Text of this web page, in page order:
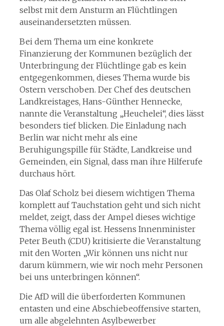
selbst mit dem Ansturm an Flüchtlingen
auseinandersetzten müssen.
Bei dem Thema um eine konkrete
Finanzierung der Kommunen bezüglich der
Unterbringung der Flüchtlinge gab es kein
entgegenkommen, dieses Thema wurde bis
Ostern verschoben. Der Chef des deutschen
Landkreistages, Hans-Günther Hennecke,
nannte die Veranstaltung „Heuchelei“, dies lässt
besonders tief blicken. Die Einladung nach
Berlin war nicht mehr als eine
Beruhigungspille für Städte, Landkreise und
Gemeinden, ein Signal, dass man ihre Hilferufe
durchaus hört.
Das Olaf Scholz bei diesem wichtigen Thema
komplett auf Tauchstation geht und sich nicht
meldet, zeigt, dass der Ampel dieses wichtige
Thema völlig egal ist. Hessens Innenminister
Peter Beuth (CDU) kritisierte die Veranstaltung
mit den Worten „Wir können uns nicht nur
darum kümmern, wie wir noch mehr Personen
bei uns unterbringen können“.
Die AfD will die überforderten Kommunen
entasten und eine Abschiebeoffensive starten,
um alle abgelehnten Asylbewerber